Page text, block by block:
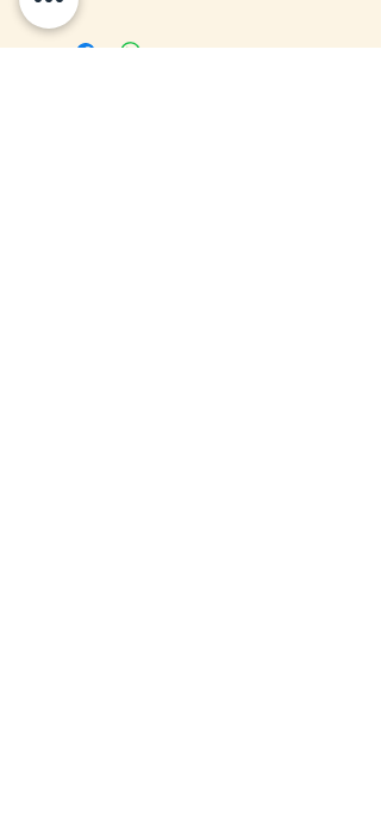
客戶可以直接放入購物車及Check
Out 購買, 如系統顯示為"無庫